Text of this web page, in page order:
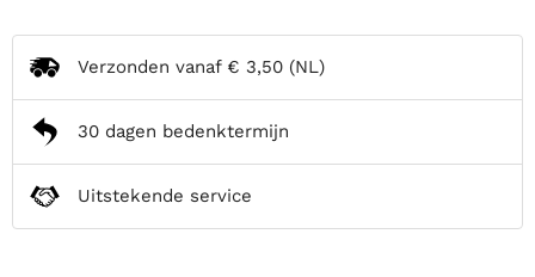
Verzonden vanaf € 3,50 (NL)
30 dagen bedenktermijn
Uitstekende service